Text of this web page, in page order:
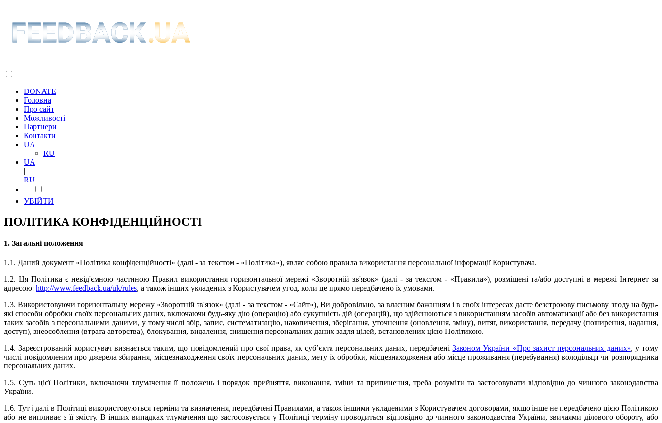
DONATE
Головна
Про сайт
Можливості
Партнери
Контакти
UA
RU
UA
|
RU
УВІЙТИ
ПОЛІТИКА КОНФІДЕНЦІЙНОСТІ
1. Загальні положення
1.1. Даний документ «Політика конфіденційності» (далі - за текстом - «Політика»), являє собою правила використання персональної інформації Користувача.
1.2. Ця Політика є невід'ємною частиною Правил використання горизонтальної мережі «Зворотній зв'язок» (далі - за текстом - «Правила»), розміщені та/або доступні в мережі Інтернет за
адресою: http://www.feedback.ua/uk/rules, а також інших укладених з Користувачем угод, коли це прямо передбачено їх умовами.
1.3. Використовуючи горизонтальну мережу «Зворотній зв'язок» (далі - за текстом - «Сайт»), Ви добровільно, за власним бажанням і в своїх інтересах даєте безстрокову письмову згоду на будь-
які способи обробки своїх персональних даних, включаючи будь-яку дію (операцію) або сукупність дій (операцій), що здійснюються з використанням засобів автоматизації або без використання
таких засобів з персональними даними, у тому числі збір, запис, систематизацію, накопичення, зберігання, уточнення (оновлення, зміну), витяг, використання, передачу (поширення, надання,
доступ), знеособлення (втрата авторства), блокування, видалення, знищення персональних даних задля цілей, встановлених цією Політикою.
1.4. Зареєстрований користувач визнається таким, що повідомлений про свої права, як суб’єкта персональних даних, передбаченіЗаконом України «Про захист персональних даних», у тому
числі повідомленим про джерела збирання, місцезнаходження своїх персональних даних, мету їх обробки, місцезнаходження або місце проживання (перебування) володільця чи розпорядника
персональних даних.
1.5. Суть цієї Політики, включаючи тлумачення її положень і порядок прийняття, виконання, зміни та припинення, треба розуміти та застосовувати відповідно до чинного законодавства
України.
1.6. Тут і далі в Політиці використовуються терміни та визначення, передбачені Правилами, а також іншими укладеними з Користувачем договорами, якщо інше не передбачено цією Політикою
або не випливає з її змісту. В інших випадках тлумачення що застосовується у Політиці терміну проводиться відповідно до чинного законодавства України, звичаями ділового обороту, або